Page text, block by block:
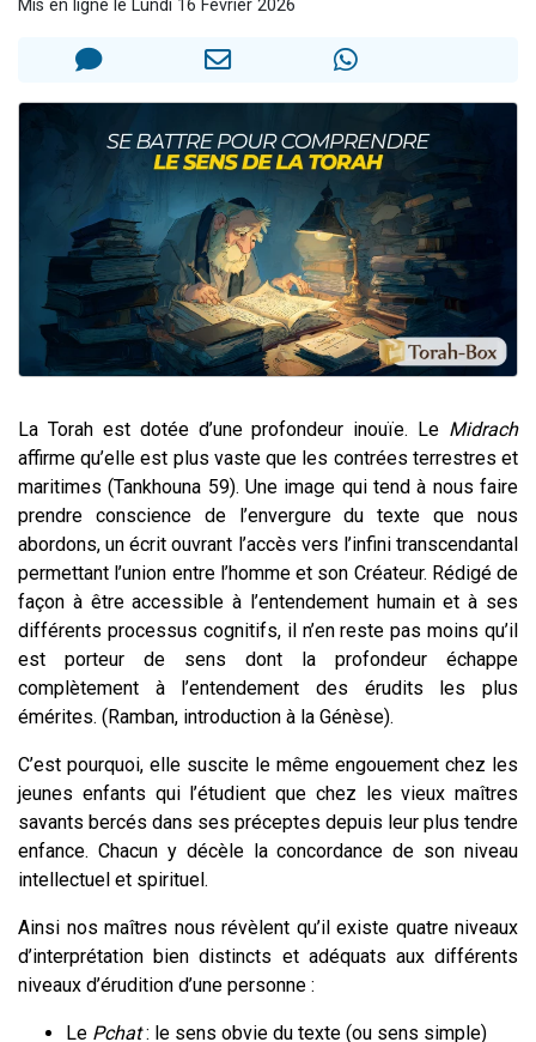
30 personnes viennent de faire un don pour Sauvez la jambe de Yohan
Mis en ligne le Lundi 16 Février 2026
La Torah est dotée d’une profondeur inouïe. Le Midrach
affirme qu’elle est plus vaste que les contrées terrestres et
maritimes (Tankhouna 59). Une image qui tend à nous faire
prendre conscience de l’envergure du texte que nous
abordons, un écrit ouvrant l’accès vers l’infini transcendantal
permettant l’union entre l’homme et son Créateur. Rédigé de
façon à être accessible à l’entendement humain et à ses
différents processus cognitifs, il n’en reste pas moins qu’il
est porteur de sens dont la profondeur échappe
complètement à l’entendement des érudits les plus
émérites. (Ramban, introduction à la Génèse).
C’est pourquoi, elle suscite le même engouement chez les
jeunes enfants qui l’étudient que chez les vieux maîtres
savants bercés dans ses préceptes depuis leur plus tendre
enfance. Chacun y décèle la concordance de son niveau
intellectuel et spirituel.
Ainsi nos maîtres nous révèlent qu’il existe quatre niveaux
d’interprétation bien distincts et adéquats aux différents
niveaux d’érudition d’une personne :
Le Pchat: le sens obvie du texte (ou sens simple)